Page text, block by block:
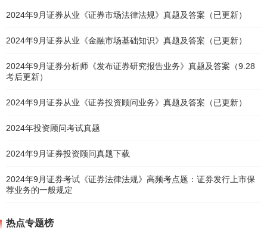
2024年9月证券从业《证券市场法律法规》真题及答案（已更新）
2024年9月证券从业《金融市场基础知识》真题及答案（已更新）
2024年9月证券分析师《发布证券研究报告业务》真题及答案（9.28
考后更新）
2024年9月证券从业《证券投资顾问业务》真题及答案（已更新）
2024年投资顾问考试真题
2024年9月证券投资顾问真题下载
2024年9月证券考试《证券法律法规》高频考点题：证券发行上市保
荐业务的一般规定
热点专题榜